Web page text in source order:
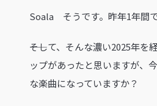
Soala そうです。昨年1年間
――そして、そんな濃い2025年
ップがあったと思いますが、
な楽曲になっていますか？